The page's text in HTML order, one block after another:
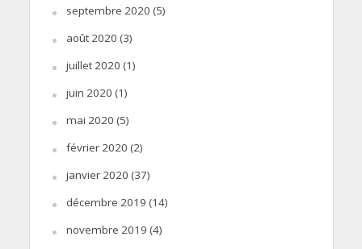
septembre 2020 (5)
août 2020 (3)
juillet 2020 (1)
juin 2020 (1)
mai 2020 (5)
février 2020 (2)
janvier 2020 (37)
décembre 2019 (14)
novembre 2019 (4)